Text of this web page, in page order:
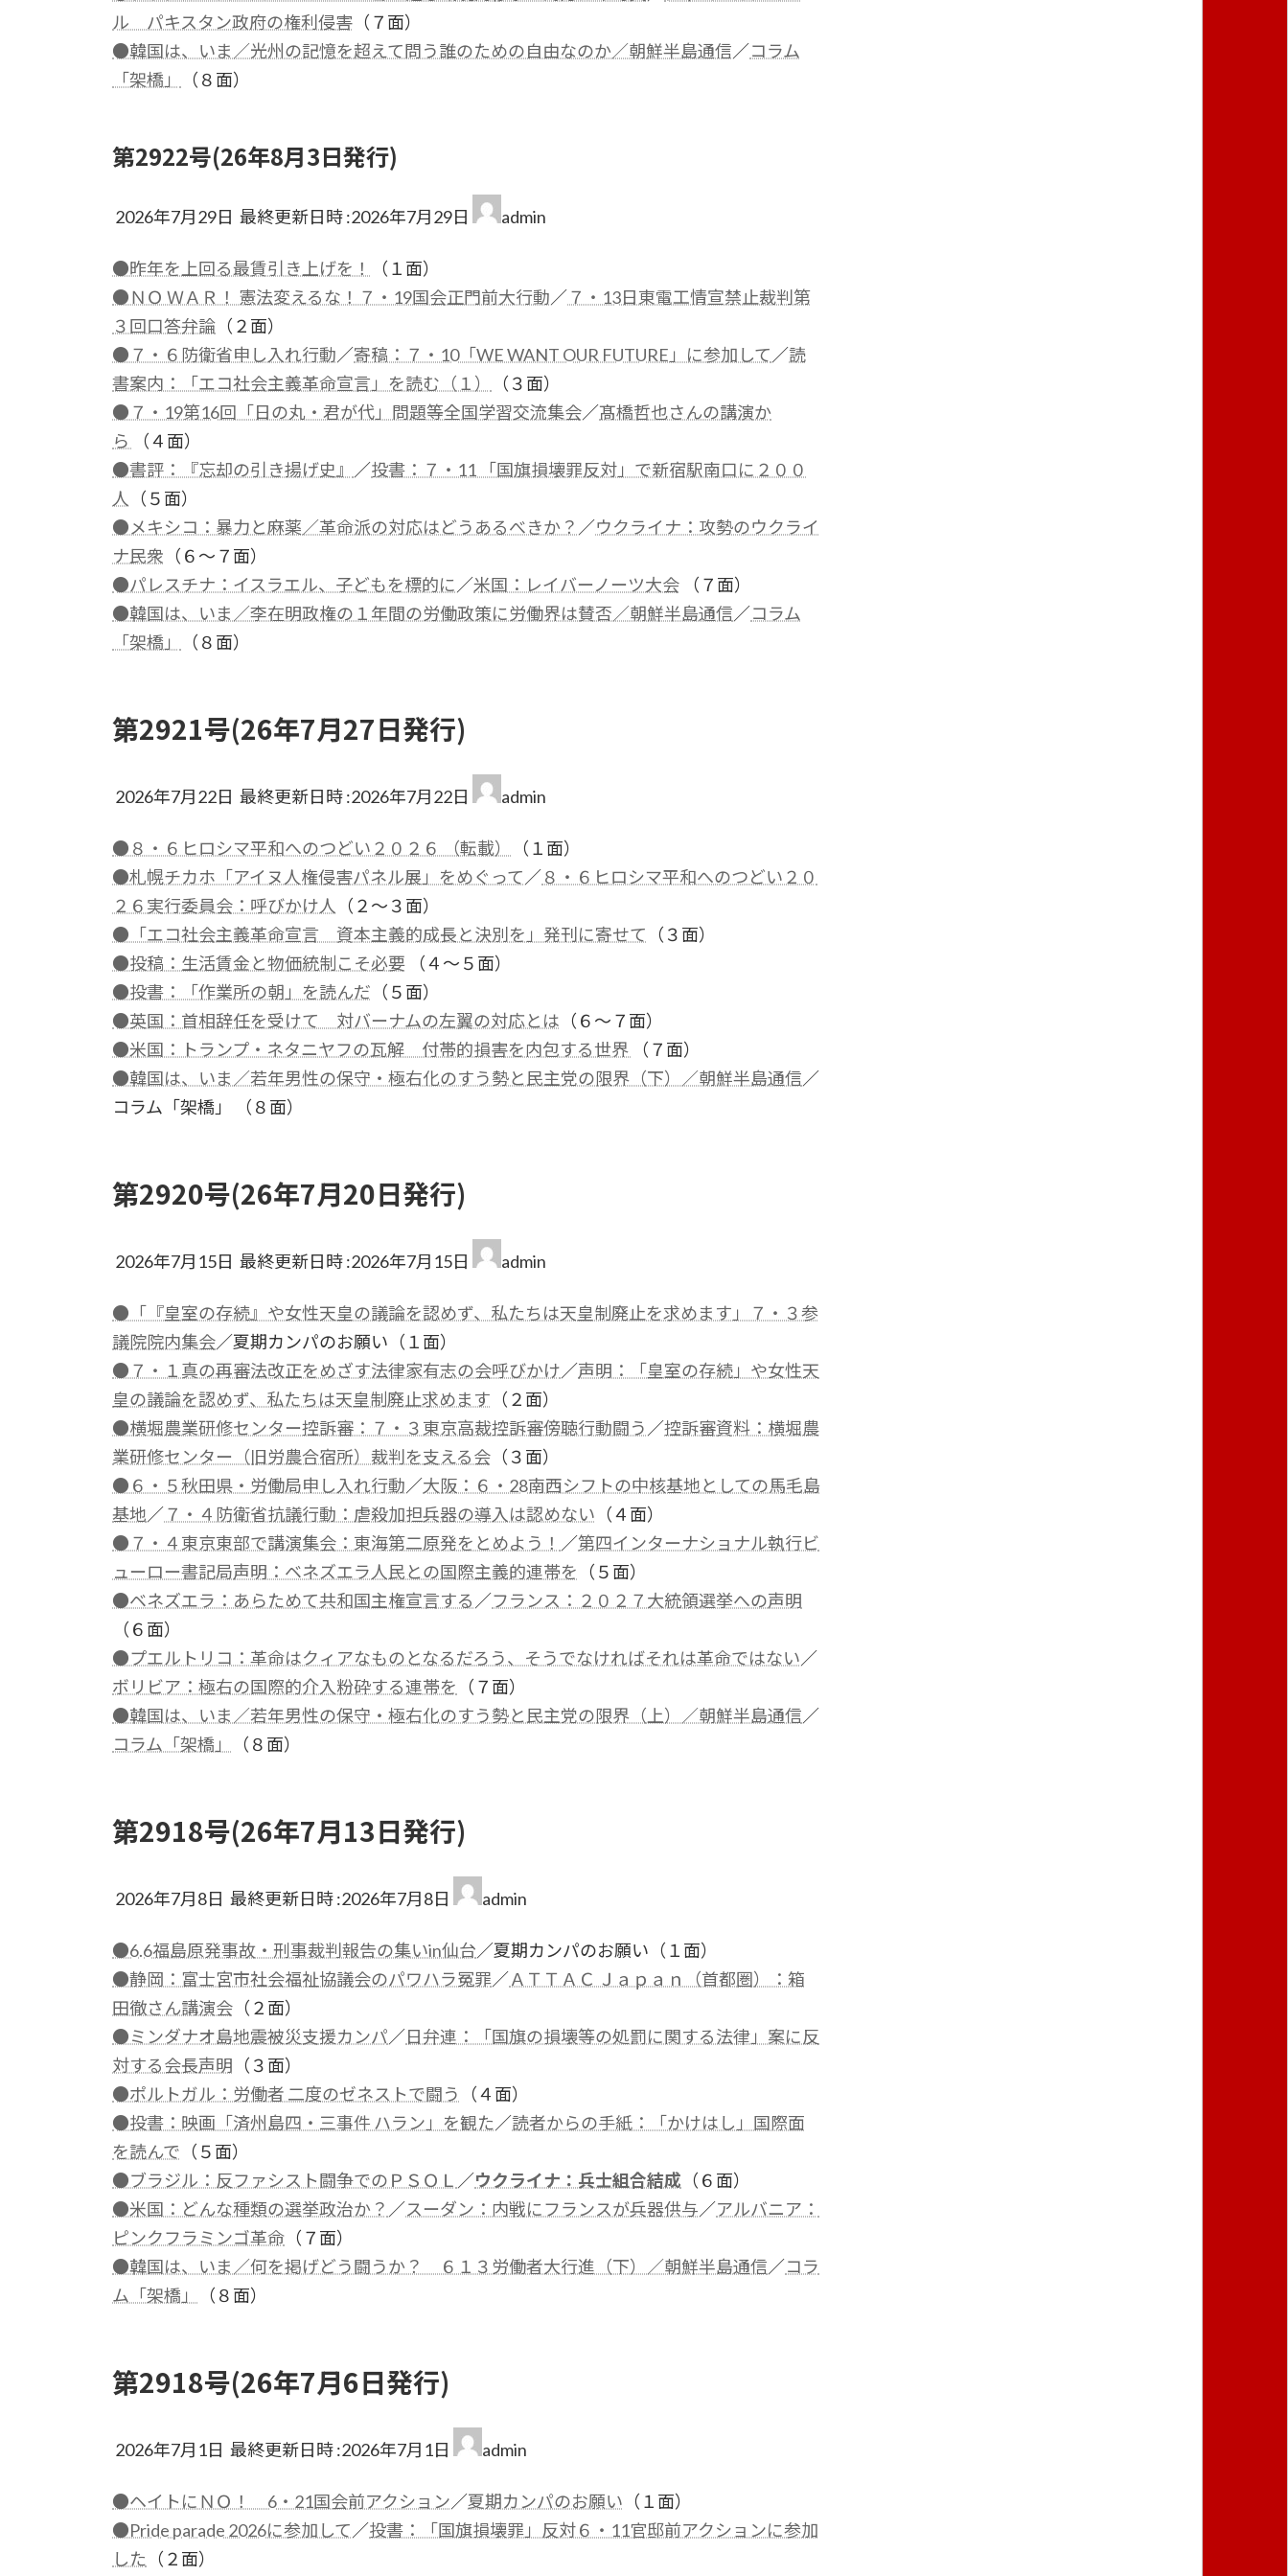
ル パキスタン政府の権利侵害 （７面）
●韓国は、いま／光州の記憶を超えて問う誰のための自由なのか／朝鮮半島通信／コラム
「架橋」
（８面）
第2922号(26年8月3日発行)
2026年7月29日 最終更新日時 :2026年7月29日 admin
●昨年を上回る最賃引き上げを！
（１面）
●ＮＯ ＷＡＲ！ 憲法変えるな！７・19国会正門前大行動／７・13日東電工情宣禁止裁判第
３回口答弁論 （２面）
●７・６防衛省申し入れ行動／寄稿：７・10「WE WANT OUR FUTURE」に参加して ／読
書案内：「エコ社会主義革命宣言」を読む（１）
（３面）
●７・19第16回「日の丸・君が代」問題等全国学習交流集会／髙橋哲也さんの講演か
ら
（４面）
●書評：『忘却の引き揚げ史』
／投書：７・11 「国旗損壊罪反対」で新宿駅南口に２００
人
（５面）
●メキシコ：暴力と麻薬／革命派の対応はどうあるべきか？ ／ウクライナ：攻勢のウクライ
ナ民衆 （６～７面）
●パレスチナ：イスラエル、子どもを標的に ／米国：レイバーノーツ大会 （７面）
●韓国は、いま／李在明政権の１年間の労働政策に労働界は賛否／朝鮮半島通信／コラム
「架橋」
（８面）
第2921号(26年7月27日発行)
2026年7月22日 最終更新日時 :2026年7月22日 admin
●８・６ヒロシマ平和へのつどい２０２６ （転載）
（１面）
●札幌チカホ「アイヌ人権侵害パネル展」をめぐって ／８・６ヒロシマ平和へのつどい２０
２６実行委員会：呼びかけ人
（２～３面）
●「エコ社会主義革命宣言 資本主義的成長と決別を」発刊に寄せて （３面）
●投稿：生活賃金と物価統制こそ必要 （４～５面）
●投書：「作業所の朝」を読んだ （５面）
●英国：首相辞任を受けて 対バーナムの左翼の対応とは （６～７面）
●米国：トランプ・ネタニヤフの瓦解 付帯的損害を内包する世界
（７面）
●韓国は、いま／若年男性の保守・極右化のすう勢と民主党の限界（下）／朝鮮半島通信／
コラム「架橋」 （８面）
第2920号(26年7月20日発行)
2026年7月15日 最終更新日時 :2026年7月15日 admin
●「『皇室の存続』や女性天皇の議論を認めず、私たちは天皇制廃止を求めます」７・３参
議院院内集会／夏期カンパのお願い（１面）
●７・１真の再審法改正をめざす法律家有志の会呼びかけ／声明：「皇室の存続」や女性天
皇の議論を認めず、私たちは天皇制廃止求めます （２面）
●横堀農業研修センター控訴審：７・３東京高裁控訴審傍聴行動闘う ／控訴審資料：横堀農
業研修センター（旧労農合宿所）裁判を支える会 （３面）
●６・５秋田県・労働局申し入れ行動／大阪：６・28南西シフトの中核基地としての馬毛島
基地／７・４防衛省抗議行動：虐殺加担兵器の導入は認めない （４面）
●７・４東京東部で講演集会：東海第二原発をとめよう！ ／第四インターナショナル執行ビ
ューロー書記局声明：ベネズエラ人民との国際主義的連帯を （５面）
●ベネズエラ：あらためて共和国主権宣言する ／フランス：２０２７大統領選挙への声明
（６面）
●プエルトリコ：革命はクィアなものとなるだろう、そうでなければそれは革命ではない／
ボリビア：極右の国際的介入粉砕する連帯を （７面）
●韓国は、いま／若年男性の保守・極右化のすう勢と民主党の限界（上）／朝鮮半島通信／
コラム「架橋」
（８面）
第2918号(26年7月13日発行)
2026年7月8日 最終更新日時 :2026年7月8日 admin
●6.6福島原発事故・刑事裁判報告の集いin仙台／夏期カンパのお願い（１面）
●静岡：富士宮市社会福祉協議会のパワハラ冤罪／ＡＴＴＡＣ Ｊａｐａｎ（首都圏）：箱
田徹さん講演会 （２面）
●ミンダナオ島地震被災支援カンパ／日弁連：「国旗の損壊等の処罰に関する法律」案に反
対する会長声明 （３面）
●ポルトガル：労働者 二度のゼネストで闘う
（４面）
●投書：映画「済州島四・三事件 ハラン」を観た ／読者からの手紙：「かけはし」国際面
を読んで （５面）
●ブラジル：反ファシスト闘争でのＰＳＯＬ ／ウクライナ：兵士組合結成 （６面）
●米国：どんな種類の選挙政治か？ ／スーダン：内戦にフランスが兵器供与／アルバニア：
ピンクフラミンゴ革命 （７面）
●韓国は、いま／何を掲げどう闘うか？ ６１３労働者大行進（下）／朝鮮半島通信／コラ
ム「架橋」
（８面）
第2918号(26年7月6日発行)
2026年7月1日 最終更新日時 :2026年7月1日 admin
●ヘイトにＮＯ！ 6・21国会前アクション／夏期カンパのお願い （１面）
●Pride parade 2026に参加して ／投書：「国旗損壊罪」反対６・11官邸前アクションに参加
した （２面）